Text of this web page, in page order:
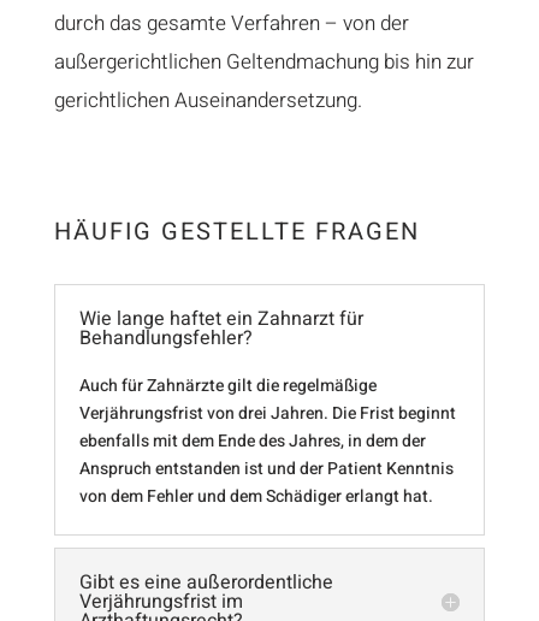
durch das gesamte Verfahren – von der
außergerichtlichen Geltendmachung bis hin zur
gerichtlichen Auseinandersetzung.
HÄUFIG GESTELLTE FRAGEN
Wie lange haftet ein Zahnarzt für
Behandlungsfehler?
Auch für Zahnärzte gilt die regelmäßige
Verjährungsfrist von drei Jahren. Die Frist beginnt
ebenfalls mit dem Ende des Jahres, in dem der
Anspruch entstanden ist und der Patient Kenntnis
von dem Fehler und dem Schädiger erlangt hat.
Gibt es eine außerordentliche
Verjährungsfrist im